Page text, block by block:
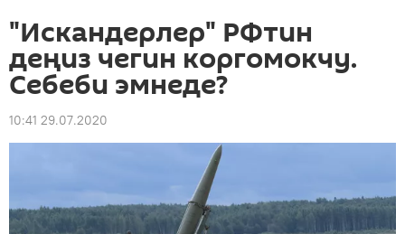
"Искандерлер" РФтин
деңиз чегин коргомокчу.
Себеби эмнеде?
10:41 29.07.2020